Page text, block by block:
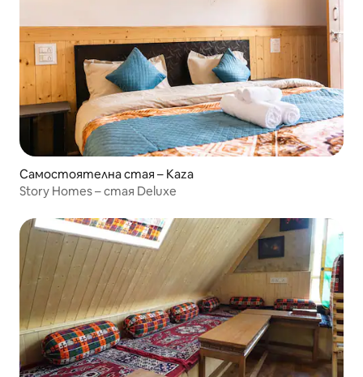
Самостоятелна стая – Kaza
Story Homes – стая Deluxe